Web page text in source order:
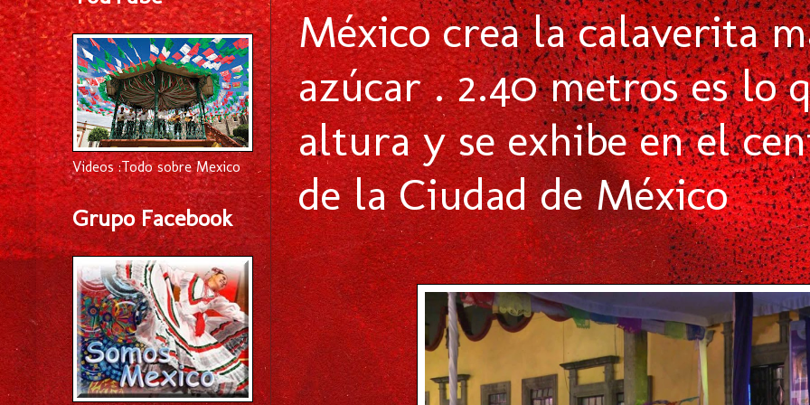
México crea la calaverita
azúcar . 2.40 metros es lo
altura y se exhibe en el
de la Ciudad de México
Videos :Todo sobre Mexico
Grupo Facebook